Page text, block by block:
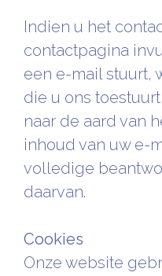
Indien u het
contactpagina
een e-mail stuurt,
die u ons
naar de aard van
inhoud van uw e-
volledige
daarvan.
Cookies
Onze website